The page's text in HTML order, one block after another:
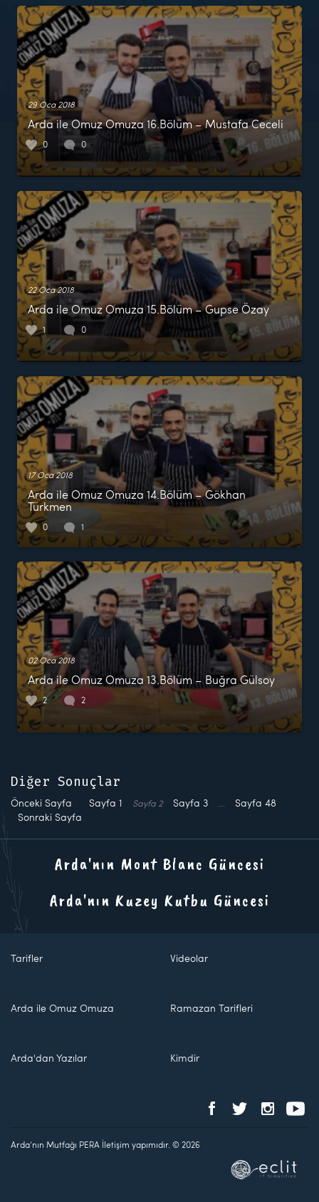
29 Oca 2018
Arda ile Omuz Omuza 16.Bölüm – Mustafa Ceceli
0 0
22 Oca 2018
Arda ile Omuz Omuza 15.Bölüm – Gupse Özay
1 0
17 Oca 2018
Arda ile Omuz Omuza 14.Bölüm – Gökhan
Türkmen
0 1
02 Oca 2018
Arda ile Omuz Omuza 13.Bölüm – Buğra Gülsoy
2 2
Diğer Sonuçlar
Önceki Sayfa Sayfa 1 Sayfa 2 Sayfa 3 … Sayfa 48
Sonraki Sayfa
Arda'nın Mont Blanc Güncesi
Arda'nın Kuzey Kutbu Güncesi
Tarifler Videolar
Arda ile Omuz Omuza Ramazan Tarifleri
Arda'dan Yazılar Kimdir
Arda'nın Mutfağı PERA İletişim yapımıdır. © 2026